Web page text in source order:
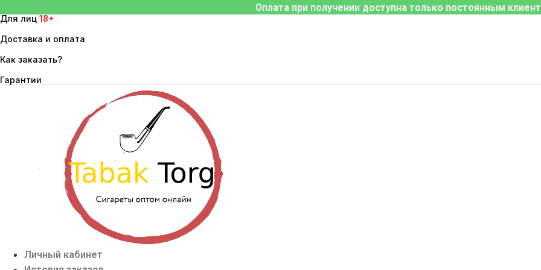
к
содержимому
Оплата при получении доступна только постоянным
Для лиц 18+
Доставка и оплата
Как заказать?
Гарантии
Личный кабинет